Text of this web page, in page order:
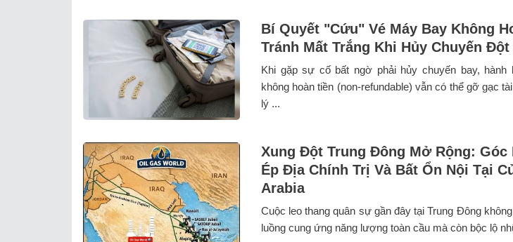
Bí Quyết "Cứu" Vé Máy Bay Không
Tránh Mất Trắng Khi Hủy Chuyến Đột
Khi gặp sự cố bất ngờ phải hủy chuyến bay,
không hoàn tiền (non-refundable) vẫn có thể gỡ gạc
lý ...
Xung Đột Trung Đông Mở Rộng: Góc
Ép Địa Chính Trị Và Bất Ổn Nội Tại
Arabia
Cuộc leo thang quân sự gần đây tại Trung Đông
luồng cung ứng năng lượng toàn cầu mà còn bộc lộ